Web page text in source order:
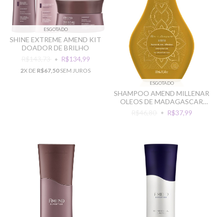
ESGOTADO
SHINE EXTREME AMEND KIT
DOADOR DE BRILHO
R$143,73
R$134,99
2X DE R$67,50SEM JUROS
ESGOTADO
SHAMPOO AMEND MILLENAR
OLEOS DE MADAGASCAR
300ML
R$46,80 R$37,99